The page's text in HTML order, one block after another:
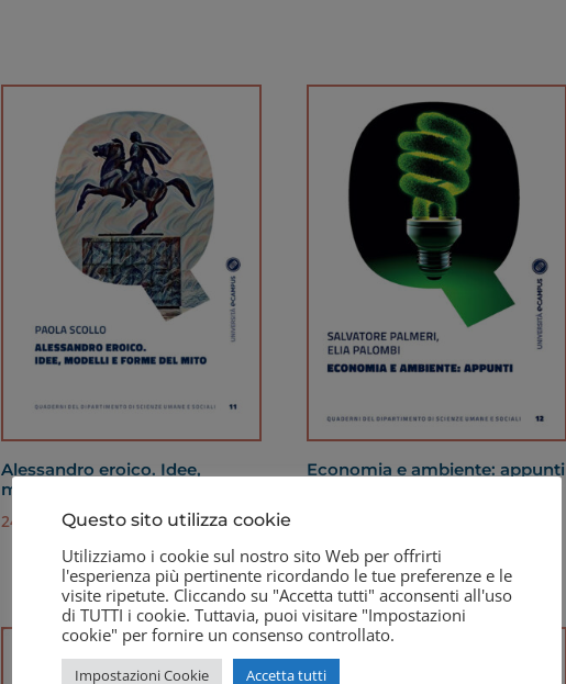
Alessandro eroico. Idee,
modelli e forme del mito
24,90
Economia e ambiente: appunti
Questo sito utilizza cookie
Utilizziamo i cookie sul nostro sito Web per offrirti
l'esperienza più pertinente ricordando le tue preferenze e le
visite ripetute. Cliccando su "Accetta tutti" acconsenti all'uso
di TUTTI i cookie. Tuttavia, puoi visitare "Impostazioni
cookie" per fornire un consenso controllato.
Impostazioni Cookie Accetta tutti